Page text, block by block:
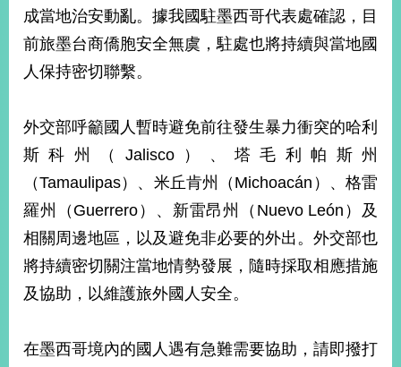
成當地治安動亂。據我國駐墨西哥代表處確認，目
前旅墨台商僑胞安全無虞，駐處也將持續與當地國
人保持密切聯繫。
外交部呼籲國人暫時避免前往發生暴力衝突的哈利
斯科州（Jalisco）、塔毛利帕斯州
（Tamaulipas）、米丘肯州（Michoacán）、格雷
羅州（Guerrero）、新雷昂州（Nuevo León）及
相關周邊地區，以及避免非必要的外出。外交部也
將持續密切關注當地情勢發展，隨時採取相應措施
及協助，以維護旅外國人安全。
在墨西哥境內的國人遇有急難需要協助，請即撥打